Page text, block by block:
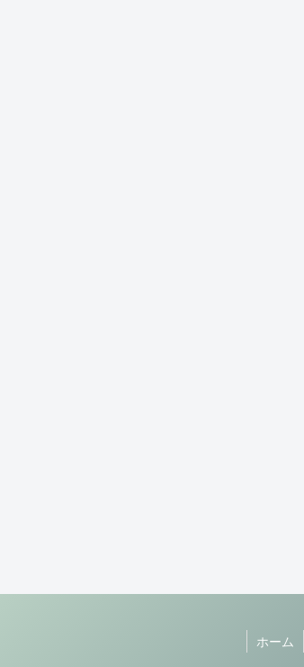
ホーム